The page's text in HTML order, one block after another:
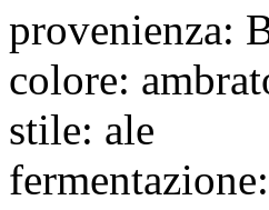
provenienza:
colore:
stile: ale
fermentazione